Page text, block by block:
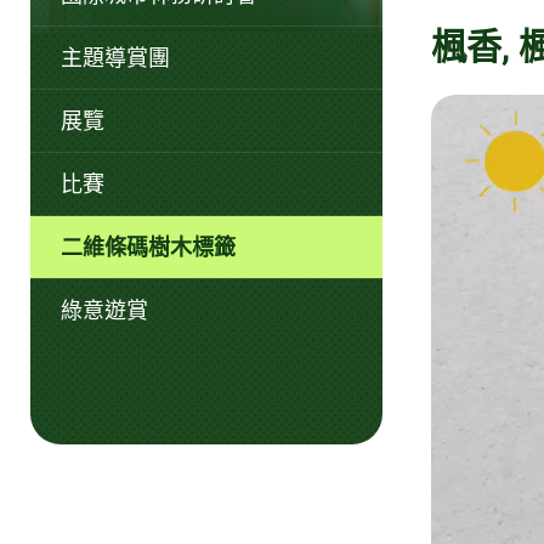
主題導賞團
展覽
比賽
二維條碼樹木標籤
綠意遊賞
楓香,